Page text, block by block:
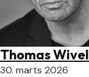
Thomas Wivel
30. marts 2026